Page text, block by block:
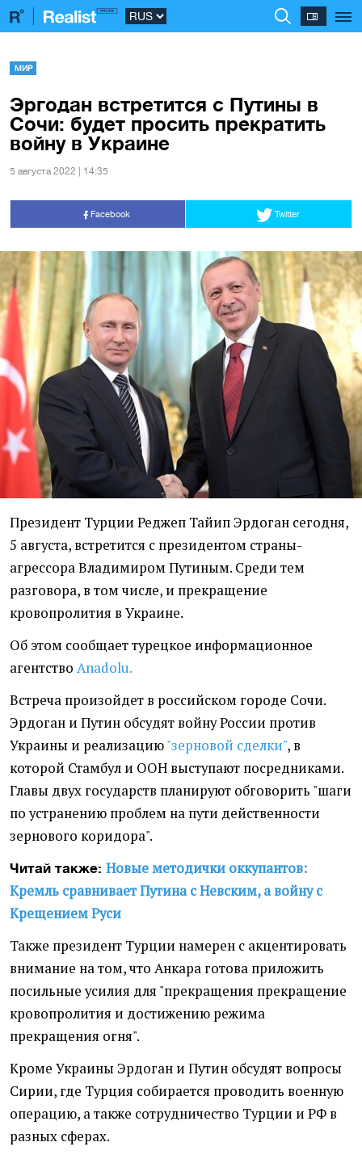
МИР
Эргодан встретится с Путины в
Сочи: будет просить прекратить
войну в Украине
5 августа 2022 | 14:35
Facebook Twitter
Президент Турции Реджеп Тайип Эрдоган сегодня,
5 августа, встретится с президентом страны-
агрессора Владимиром Путиным. Среди тем
разговора, в том числе, и прекращение
кровопролития в Украине.
Об этом сообщает турецкое информационное
агентство Anadolu.
Встреча произойдет в российском городе Сочи.
Эрдоган и Путин обсудят войну России против
Украины и реализацию"зерновой сделки", в
которой Стамбул и ООН выступают посредниками.
Главы двух государств планируют обговорить "шаги
по устранению проблем на пути действенности
зернового коридора".
Читай также: Новые методички оккупантов:
Кремль сравнивает Путина с Невским, а войну с
Крещением Руси
Также президент Турции намерен с акцентировать
внимание на том, что Анкара готова приложить
посильные усилия для "прекращения прекращение
кровопролития и достижению режима
прекращения огня".
Кроме Украины Эрдоган и Путин обсудят вопросы
Сирии, где Турция собирается проводить военную
операцию, а также сотрудничество Турции и РФ в
разных сферах.